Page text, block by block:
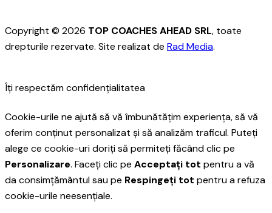
Copyright © 2026 TOP COACHES AHEAD SRL, toate
drepturile rezervate. Site realizat de Rad Media.
Îți respectăm confidențialitatea
Cookie-urile ne ajută să vă îmbunătățim experiența, să vă
oferim conținut personalizat și să analizăm traficul. Puteți
alege ce cookie-uri doriți să permiteți făcând clic pe
Personalizare. Faceți clic pe Acceptați tot pentru a vă
da consimțământul sau pe Respingeți tot pentru a refuza
cookie-urile neesențiale.